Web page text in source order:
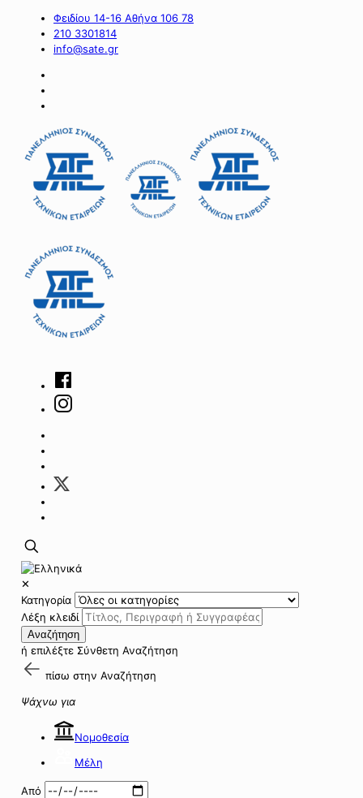
Φειδίου 14-16 Αθήνα 106 78
210 3301814
info@sate.gr
✕
Κατηγορία
Λέξη κλειδί
Αναζήτηση
ή επιλέξτε Σύνθετη Αναζήτηση
πίσω στην Αναζήτηση
Ψάχνω για
Νομοθεσία
Μέλη
Από